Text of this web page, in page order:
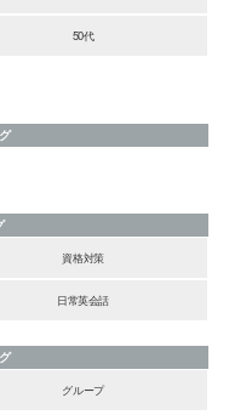
50代
資格対策
日常英会話
グループ